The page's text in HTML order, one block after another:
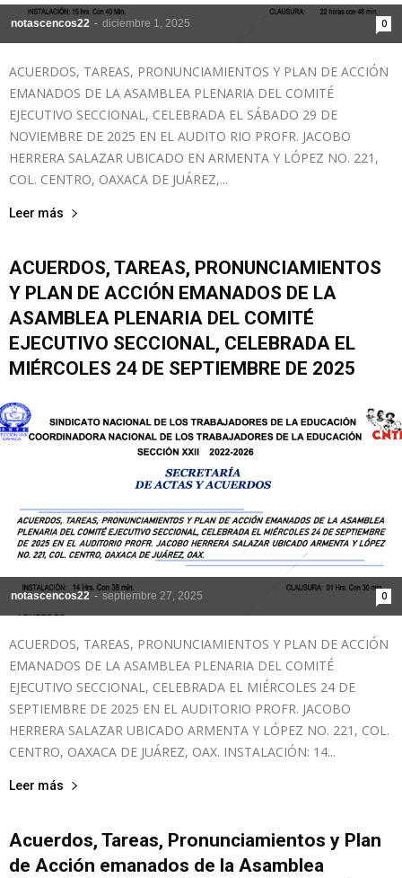
notascencos22 - diciembre 1, 2025 0
ACUERDOS, TAREAS, PRONUNCIAMIENTOS Y PLAN DE ACCIÓN
EMANADOS DE LA ASAMBLEA PLENARIA DEL COMITÉ
EJECUTIVO SECCIONAL, CELEBRADA EL SÁBADO 29 DE
NOVIEMBRE DE 2025 EN EL AUDITO RIO PROFR. JACOBO
HERRERA SALAZAR UBICADO EN ARMENTA Y LÓPEZ NO. 221,
COL. CENTRO, OAXACA DE JUÁREZ,...
Leer más
ACUERDOS, TAREAS, PRONUNCIAMIENTOS
Y PLAN DE ACCIÓN EMANADOS DE LA
ASAMBLEA PLENARIA DEL COMITÉ
EJECUTIVO SECCIONAL, CELEBRADA EL
MIÉRCOLES 24 DE SEPTIEMBRE DE 2025
notascencos22 - septiembre 27, 2025 0
ACUERDOS, TAREAS, PRONUNCIAMIENTOS Y PLAN DE ACCIÓN
EMANADOS DE LA ASAMBLEA PLENARIA DEL COMITÉ
EJECUTIVO SECCIONAL, CELEBRADA EL MIÉRCOLES 24 DE
SEPTIEMBRE DE 2025 EN EL AUDITORIO PROFR. JACOBO
HERRERA SALAZAR UBICADO ARMENTA Y LÓPEZ NO. 221, COL.
CENTRO, OAXACA DE JUÁREZ, OAX. INSTALACIÓN: 14...
Leer más
Acuerdos, Tareas, Pronunciamientos y Plan
de Acción emanados de la Asamblea